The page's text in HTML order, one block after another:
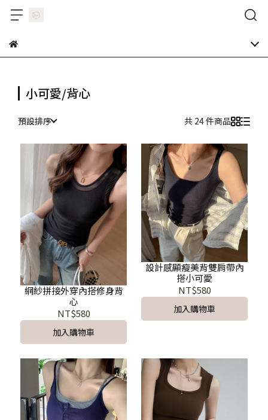
小可愛/背心
預設排序 共 24 件商品
網紗拼接外穿內搭修身背
心
NT$580
加入購物車
設計感顯瘦美背雙肩帶內
搭小可愛
NT$580
加入購物車